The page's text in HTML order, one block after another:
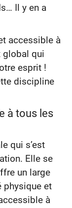
Il y en a
accessible à
global qui
esprit !
discipline
à tous les
qui s’est
Elle se
un large
physique et
à